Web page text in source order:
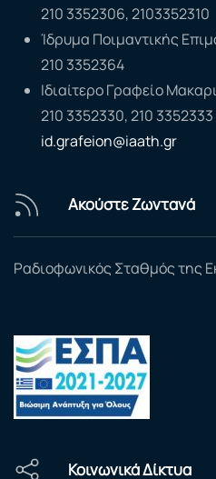
210 3352306, 2103352310
Ίδρυμα Ποιμαντικής
210 3352364
Ιδιαίτερο Γραφείο
210 3352330, 210 3352333
id.grafeion@iaath.gr
Ακούστε Ζωντανά
Ραδιοφωνικός Σταθμός της
Κοινωνικά Δίκτυα